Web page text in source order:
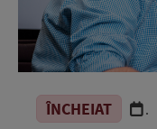
ÎNCHEIAT .